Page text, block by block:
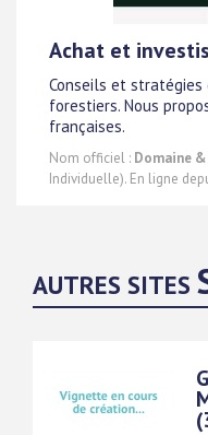
Achat et
Conseils et
forestiers. Nous
françaises.
Nom officiel : Domaine
Individuelle). En ligne
AUTRES SITES